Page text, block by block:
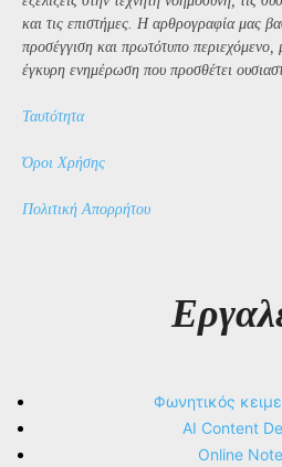
και τις επιστήμες. Η αρθρογραφία μας
προσέγγιση και πρωτότυπο περιεχόμενο,
έγκυρη ενημέρωση που προσθέτει
Ταυτότητα
Όροι Χρήσης
Πολιτική Απορρήτου
Φωνητικός
AI Content
Online